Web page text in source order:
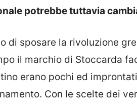
potrebbe tuttavia
di sposare la rivoluzione
il marchio di Stoccarda
erano pochi ed
Con le scelte dei